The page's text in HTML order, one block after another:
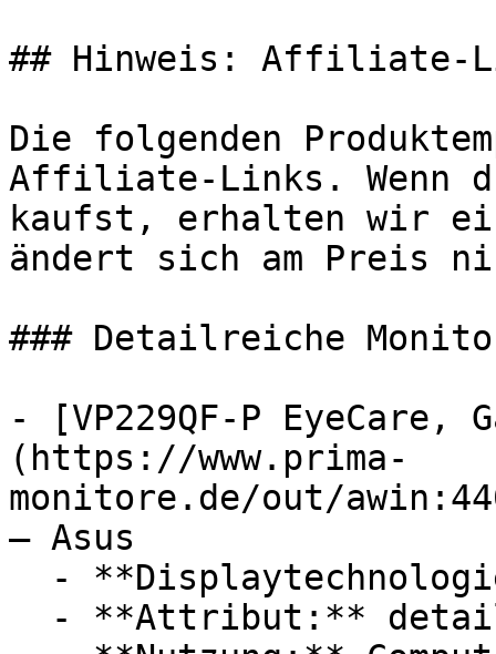
## Hinweis: Affiliate-
Die folgenden
Affiliate-Links. Wenn
kaufst, erhalten wir
ändert sich am Preis
### Detailreiche
- [VP229QF-P EyeCare,
(https://www.prima-
monitore.de/out/
— Asus